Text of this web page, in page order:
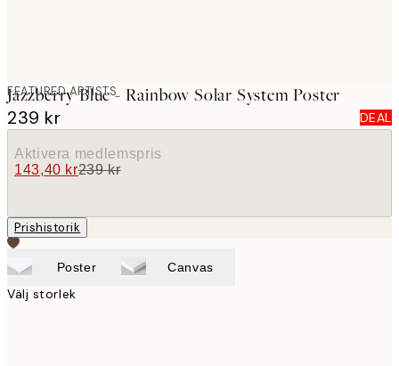
FEATURED ARTISTS
Jazzberry Blue - Rainbow Solar System Poster
239 kr DEAL
Aktivera medlemspris
143,40 kr239 kr
Prishistorik
Poster Canvas
Välj storlek